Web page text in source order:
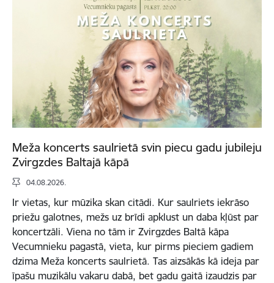
Meža koncerts saulrietā svin piecu gadu jubileju
Zvirgzdes Baltajā kāpā
04.08.2026.
Ir vietas, kur mūzika skan citādi. Kur saulriets iekrāso
priežu galotnes, mežs uz brīdi apklust un daba kļūst par
koncertzāli. Viena no tām ir Zvirgzdes Baltā kāpa
Vecumnieku pagastā, vieta, kur pirms pieciem gadiem
dzima Meža koncerts saulrietā. Tas aizsākās kā ideja par
īpašu muzikālu vakaru dabā, bet gadu gaitā izaudzis par